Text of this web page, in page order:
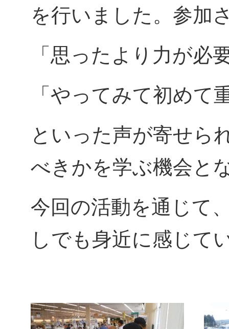
を行いました。参加
「思ったより力が必
「やってみて初めて
といった声が寄せら
べきかを学ぶ機会と
今回の活動を通じて
しでも身近に感じて